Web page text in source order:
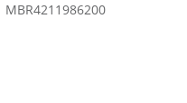
MBR4211986200